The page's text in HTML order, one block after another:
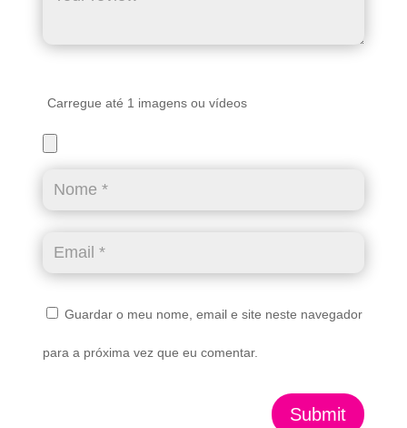
Carregue até 1 imagens ou vídeos
Guardar o meu nome, email e site neste navegador
para a próxima vez que eu comentar.
Submit